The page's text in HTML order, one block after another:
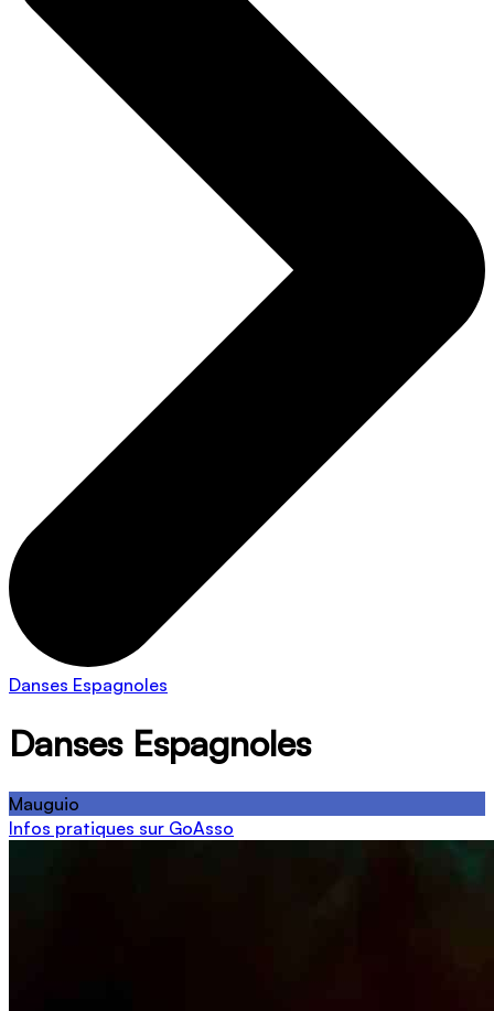
Danses Espagnoles
Danses Espagnoles
Mauguio
Infos pratiques sur GoAsso